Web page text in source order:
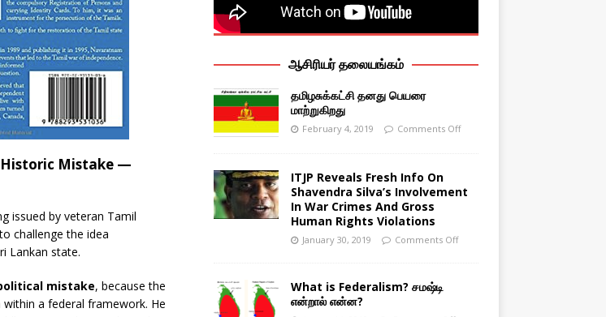
Historic Mistake —
issued by veteran Tamil
challenge the idea
Lankan state.
mistake, because the
within a federal framework. He
ஆசிரியர் தலையங்கம்
தமிழசுக்கட்சி தனது பெயரை
மாற்றுகிறது
February 4, 2019 Comments Off
ITJP Reveals Fresh Info On
Shavendra Silva’s Involvement
In War Crimes And Gross
Human Rights Violations
January 30, 2019 Comments Off
What is Federalism? சமஷ்டி
என்றால் என்ன?